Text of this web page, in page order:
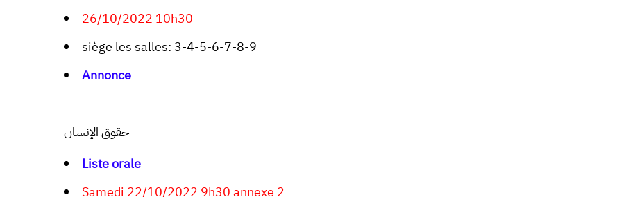
26/10/2022 10h30
siège les salles: 3-4-5-6-7-8-9
Annonce
حقوق الإنسان
Liste orale
Samedi 22/10/2022 9h30 annexe 2